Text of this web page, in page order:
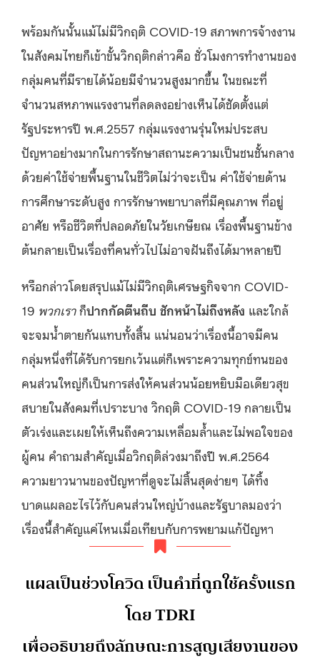
พร้อมกันนั้นแม้ไม่มีวิกฤติ COVID-19 สภาพการจ้างงาน
ในสังคมไทยก็เข้าขั้นวิกฤติกล่าวคือ ชั่วโมงการทำงานของ
กลุ่มคนที่มีรายได้น้อยมีจำนวนสูงมากขึ้น ในขณะที่
จำนวนสหภาพแรงงานที่ลดลงอย่างเห็นได้ชัดตั้งแต่
รัฐประหารปี พ.ศ.2557 กลุ่มแรงงานรุ่นใหม่ประสบ
ปัญหาอย่างมากในการรักษาสถานะความเป็นชนชั้นกลาง
ด้วยค่าใช้จ่ายพื้นฐานในชีวิตไม่ว่าจะเป็น ค่าใช้จ่ายด้าน
การศึกษาระดับสูง การรักษาพยาบาลที่มีคุณภาพ ที่อยู่
อาศัย หรือชีวิตที่ปลอดภัยในวัยเกษียณ เรื่องพื้นฐานข้าง
ต้นกลายเป็นเรื่องที่คนทั่วไปไม่อาจฝันถึงได้มาหลายปี
หรือกล่าวโดยสรุปแม้ไม่มีวิกฤติเศรษฐกิจจาก COVID-
19 พวกเราก็ปากกัดตีนถีบ ชักหน้าไม่ถึงหลัง และใกล้
จะจมน้ำตายกันแทบทั้งสิ้น แน่นอนว่าเรื่องนี้อาจมีคน
กลุ่มหนึ่งที่ได้รับการยกเว้นแต่ก็เพราะความทุกข์ทนของ
คนส่วนใหญ่ก็เป็นการส่งให้คนส่วนน้อยหยิบมือเดียวสุข
สบายในสังคมที่เปราะบาง วิกฤติ COVID-19 กลายเป็น
ตัวเร่งและเผยให้เห็นถึงความเหลื่อมล้ำและไม่พอใจของ
ผู้คน คำถามสำคัญเมื่อวิกฤติล่วงมาถึงปี พ.ศ.2564
ความยาวนานของปัญหาที่ดูจะไม่สิ้นสุดง่ายๆ ได้ทิ้ง
บาดแผลอะไรไว้กับคนส่วนใหญ่บ้างและรัฐบาลมองว่า
เรื่องนี้สำคัญแค่ไหนเมื่อเทียบกับการพยามแก้ปัญหา
แผลเป็นช่วงโควิด เป็นคำที่ถูกใช้ครั้งแรก
โดย TDRI
เพื่ออธิบายถึงลักษณะการสูญเสียงานของ